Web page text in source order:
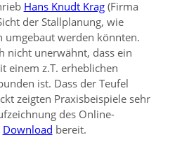
Hans Knudt Krag(Firma
der Stallplanung, wie
umgebaut werden könnten.
nicht unerwähnt, dass ein
einem z.T. erheblichen
ist. Dass der Teufel
zeigten Praxisbeispiele sehr
des Online-
Download bereit.